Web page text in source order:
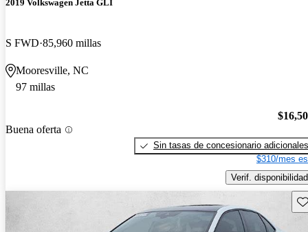
2019 Volkswagen Jetta GLI
S FWD 85,960 millas
Mooresville, NC
97 millas
Buena oferta
Sin tasas de concesionario adicionales
$310/mes
Verif. disponibilidad